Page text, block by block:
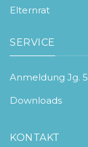
Elternrat
SERVICE
Anmeldung Jg. 5
Downloads
KONTAKT